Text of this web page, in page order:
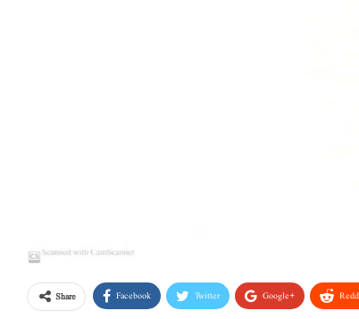
Share Facebook Twitter Google+